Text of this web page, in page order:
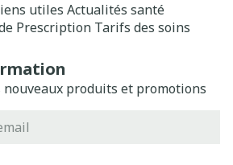
utiles Actualités santé
Prescription Tarifs des soins
nouveaux produits et promotions